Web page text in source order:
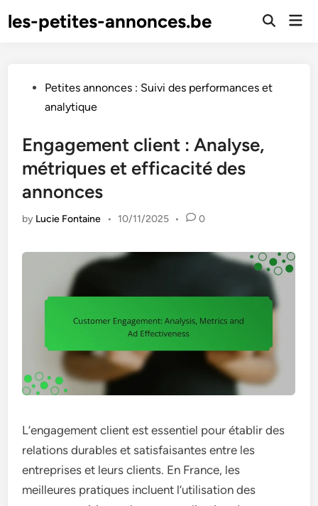
toles-petites-annonces.be
Open
PostedPetites annonces : Suivi des performances et
analytique
Engagement client : Analyse,
métriques et efficacité des
annonces
by Lucie Fontaine • 10/11/2025 • 0
L’engagement client est essentiel pour établir des
relations durables et satisfaisantes entre les
entreprises et leurs clients. En France, les
meilleures pratiques incluent l’utilisation des